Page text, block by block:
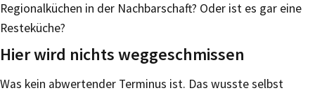
Regionalküchen in der Nachbarschaft? Oder ist es gar eine
Resteküche?
Hier wird nichts weggeschmissen
Was kein abwertender Terminus ist. Das wusste selbst